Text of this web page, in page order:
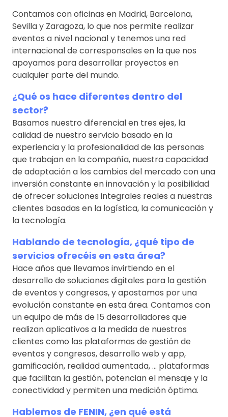
Contamos con oficinas en Madrid, Barcelona,
Sevilla y Zaragoza, lo que nos permite realizar
eventos a nivel nacional y tenemos una red
internacional de corresponsales en la que nos
apoyamos para desarrollar proyectos en
cualquier parte del mundo.
¿Qué os hace diferentes dentro del
sector?
Basamos nuestro diferencial en tres ejes, la
calidad de nuestro servicio basado en la
experiencia y la profesionalidad de las personas
que trabajan en la compañía, nuestra capacidad
de adaptación a los cambios del mercado con una
inversión constante en innovación y la posibilidad
de ofrecer soluciones integrales reales a nuestras
clientes basadas en la logística, la comunicación y
la tecnología.
Hablando de tecnología, ¿qué tipo de
servicios ofrecéis en esta área?
Hace años que llevamos invirtiendo en el
desarrollo de soluciones digitales para la gestión
de eventos y congresos, y apostamos por una
evolución constante en esta área. Contamos con
un equipo de más de 15 desarrolladores que
realizan aplicativos a la medida de nuestros
clientes como las plataformas de gestión de
eventos y congresos, desarrollo web y app,
gamificación, realidad aumentada, … plataformas
que facilitan la gestión, potencian el mensaje y la
conectividad y permiten una medición óptima.
Hablemos de FENIN, ¿en qué está